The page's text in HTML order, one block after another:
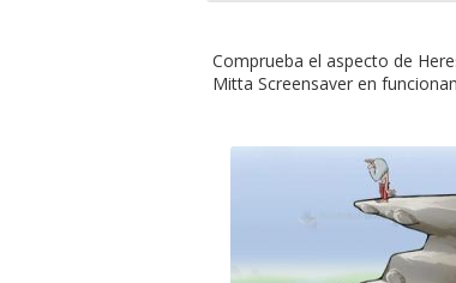
Comprueba el aspecto de
Mitta Screensaver en